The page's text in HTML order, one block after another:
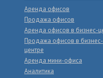
Аренда офисов
Продажа офисов
Аренда офисов в бизнес-
Продажа офисов в бизнес-
центре
Аренда мини-офиса
Аналитика